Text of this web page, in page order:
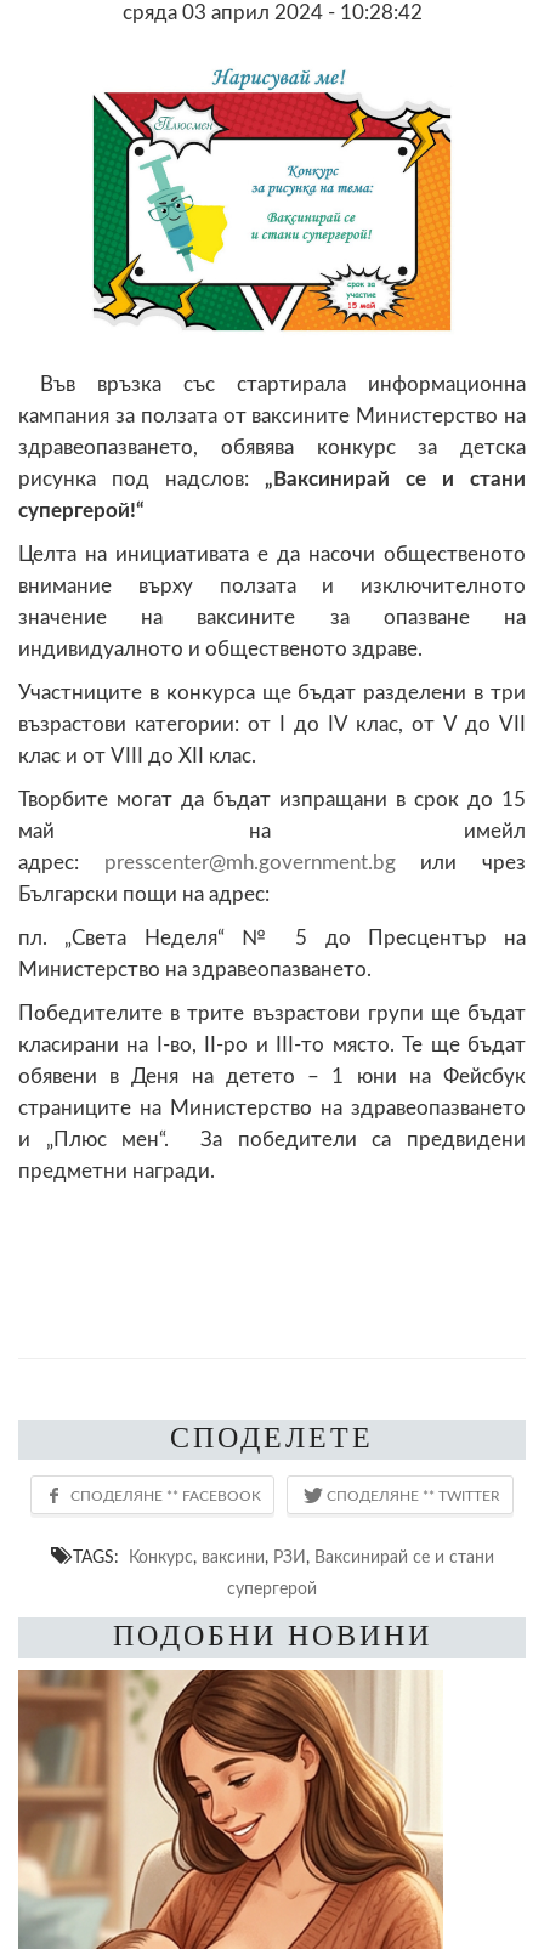
сряда 03 април 2024 - 10:28:42
Във връзка със стартирала информационна
кампания за ползата от ваксините Министерство на
здравеопазването, обявява конкурс за детска
рисунка под надслов: „Ваксинирай се и стани
супергерой!“
Целта на инициативата е да насочи общественото
внимание върху ползата и изключителното
значение на ваксините за опазване на
индивидуалното и общественото здраве.
Участниците в конкурса ще бъдат разделени в три
възрастови категории: от I до IV клас, от V до VII
клас и от VIII до XII клас.
Творбите могат да бъдат изпращани в срок до 15
май на имейл
адрес:
@
или чрез
Български пощи на адрес:
пл. „Света Неделя“ № 5 до Пресцентър на
Министерство на здравеопазването.
Победителите в трите възрастови групи ще бъдат
класирани на I-во, II-ро и III-то място. Те ще бъдат
обявени в Деня на детето – 1 юни на Фейсбук
страниците на Министерство на здравеопазването
и „Плюс мен“. За победители са предвидени
предметни награди.
СПОДЕЛЕТЕ
TAGS: Конкурс, ваксини, РЗИ , Ваксинирай се и стани
супергерой
ПОДОБНИ НОВИНИ